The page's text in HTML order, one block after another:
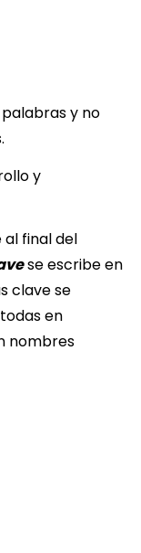
palabras y no
y
al final del
se escribe en
clave se
en
nombres